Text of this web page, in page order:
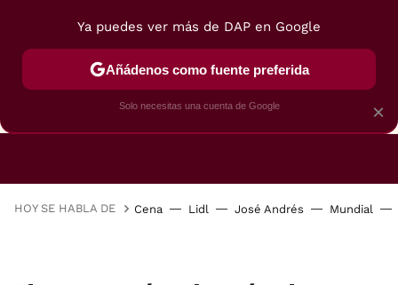
FREIDORAS DE AIRE GUÍAS DE
HOY SE HABLA DE Cena Lidl José Andrés Mundial
×
Ya puedes ver más de DAP en Google
Añádenos como fuente preferida
Solo necesitas una cuenta de Google